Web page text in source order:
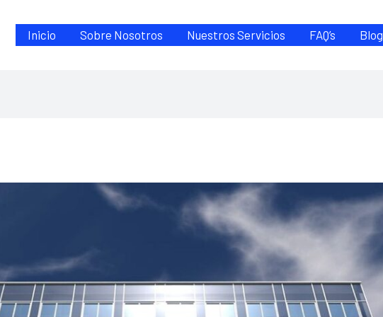
Inicio Sobre Nosotros Nuestros Servicios FAQ’s Blog